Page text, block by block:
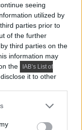
seeing
utilized by
parties prior to
of the further
third parties on the
information may
the
IAB’s List of
it to other
or more Google
You may click to
is alaposan
mivel saját
elektronikával
lehet
dob a nyári
tényleg